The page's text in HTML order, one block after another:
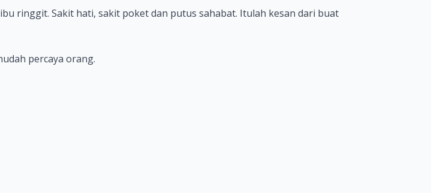
ringgit. Sakit hati, sakit poket dan putus sahabat. Itulah kesan dari buat
percaya orang.